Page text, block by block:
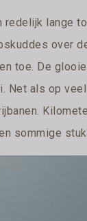
lange
over
toe. De
Net als op
sommige